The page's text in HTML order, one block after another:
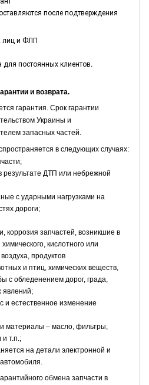
после подтверждения
лиц и ФЛП
постоянных клиентов.
и возврата.
гарантия. Срок гарантии
Украины и
запасных частей.
в следующих случаях:
результате ДТП или небрежной
с ударными нагрузками на
дороги;
коррозия запчастей, возникшие в
кислотного или
продуктов
и птиц, химических веществ,
с обледенением дорог, града,
явлений;
и естественное изменение
материалы – масло, фильтры,
т.п.;
на детали электронной и
обмена запчасти в